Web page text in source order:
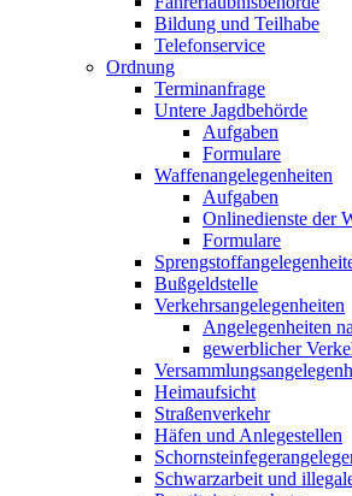
Bildung und Teilhabe
Telefonservice
Ordnung
Terminanfrage
Untere Jagdbehörde
Aufgaben
Formulare
Waffenangelegenheiten
Aufgaben
Onlinedienste der
Formulare
Bußgeldstelle
Verkehrsangelegenheiten
Angelegenheiten
gewerblicher
Heimaufsicht
Straßenverkehr
Häfen und Anlegestellen
Schwarzarbeit und